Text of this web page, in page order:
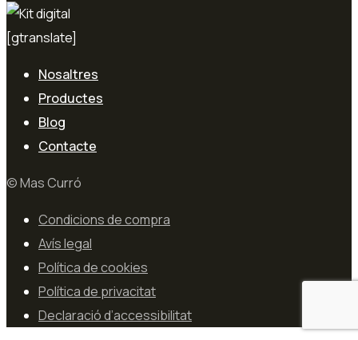
[gtranslate]
Nosaltres
Productes
Blog
Contacte
© Mas Curró
Condicions de compra
Avís legal
Política de cookies
Política de privacitat
Declaració d’accessibilitat